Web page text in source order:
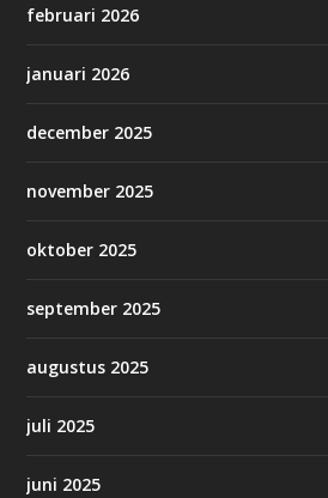
februari 2026
januari 2026
december 2025
november 2025
oktober 2025
september 2025
augustus 2025
juli 2025
juni 2025